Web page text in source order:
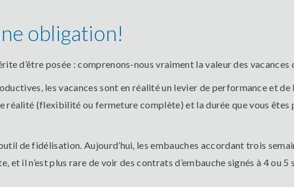
obligation!
d’être posée : comprenons-nous vraiment la valeur des vacances
les vacances sont en réalité un levier de performance et de
réalité (flexibilité ou fermeture complète) et la durée que vous êtes
de fidélisation. Aujourd’hui, les embauches accordant trois
et il n’est plus rare de voir des contrats d’embauche signés à 4 ou